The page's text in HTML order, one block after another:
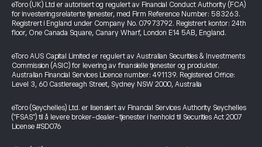
eToro (UK) Ltd er autorisert og regulert av Financial Conduct Authority (FCA)
for investeringsrelaterte tjenester, med Firm Reference Number: 583263.
Registrert i England under Company No. 07973792. Registrert kontor: 24th
floor, One Canada Square, Canary Wharf, London E14 5AB, England.
eToro AUS Capital Limited er regulert av Australian Securities & Investments
Commission (ASIC) for levering av finansielle tjenester og produkter.
Australian Financial Services Licence number: 491139. Registered Office:
Level 3, 60 Castlereagh Street, Sydney NSW 2000, Australia
eToro (Seychelles) Ltd. er lisensiert av Financial Services Authority Seychelles
("FSAS") til å levere broker-dealer-tjenester i henhold til Securities Act 2007
License #SD076